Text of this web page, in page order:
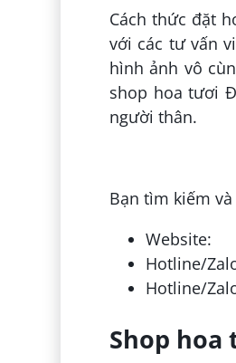
Cách thức đặt
với các tư vấn
hình ảnh vô
shop hoa tươi
người thân.
Bạn tìm kiếm
Website:
Hotline/
Hotline/
Shop